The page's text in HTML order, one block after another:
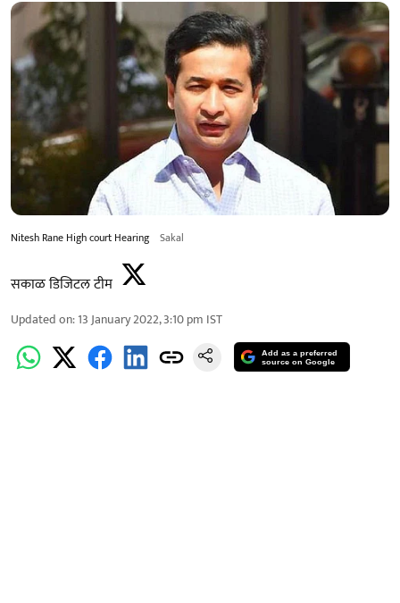
Nitesh Rane High court Hearing Sakal
सकाळ डिजिटल टीम
Updated on:13 January 2022, 3:10 pm IST
Add as a preferred
source on Google